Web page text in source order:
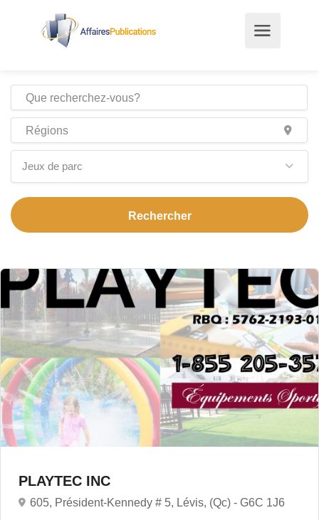
Jeux de parc
PLAYTEC INC
605, Président-Kennedy # 5, Lévis, (Qc) - G6C 1J6